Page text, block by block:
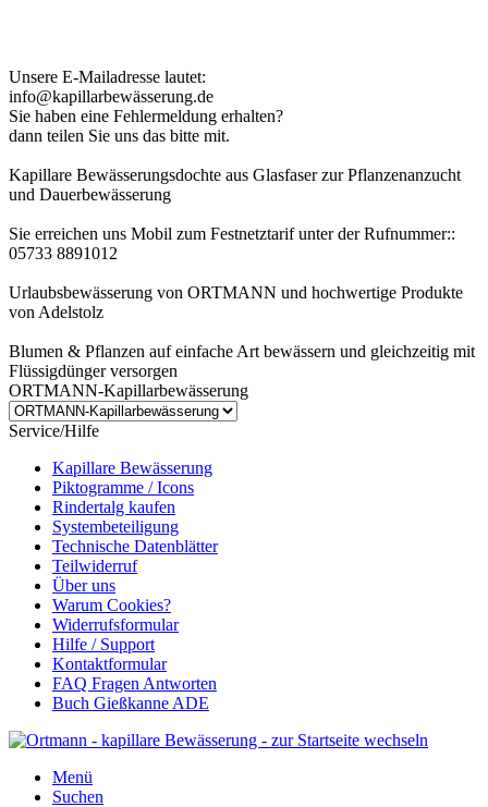
Unsere E-Mailadresse lautet:
info@kapillarbewässerung.de
Sie haben eine Fehlermeldung erhalten?
dann teilen Sie uns das bitte mit.
Kapillare Bewässerungsdochte aus Glasfaser zur Pflanzenanzucht
und Dauerbewässerung
Sie erreichen uns Mobil zum Festnetztarif unter der Rufnummer::
05733 8891012
Urlaubsbewässerung von ORTMANN und hochwertige Produkte
von Adelstolz
Blumen & Pflanzen auf einfache Art bewässern und gleichzeitig mit
Flüssigdünger versorgen
ORTMANN-Kapillarbewässerung
Service/Hilfe
Kapillare Bewässerung
Piktogramme / Icons
Rindertalg kaufen
Systembeteiligung
Technische Datenblätter
Teilwiderruf
Über uns
Warum Cookies?
Widerrufsformular
Hilfe / Support
Kontaktformular
FAQ Fragen Antworten
Buch Gießkanne ADE
Menü
Suchen